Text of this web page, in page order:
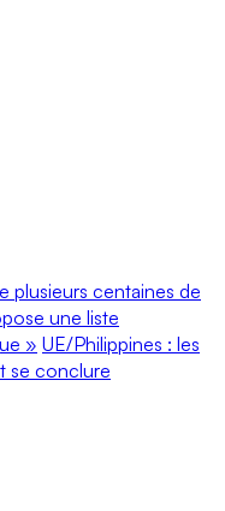
plusieurs centaines de
une liste
» UE/Philippines : les
se conclure